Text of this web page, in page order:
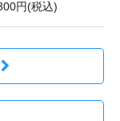
円(税込)